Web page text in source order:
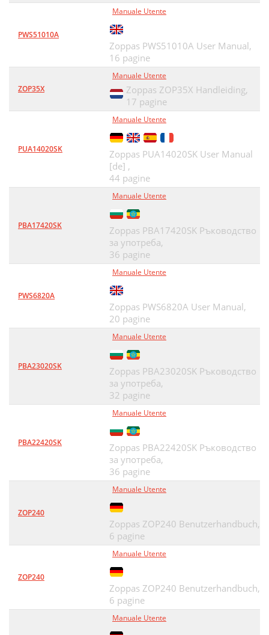
PWS51010A
Manuale Utente
Zoppas PWS51010A User Manual,
16 pagine
ZOP35X
Manuale Utente
Zoppas ZOP35X Handleiding,
17 pagine
PUA14020SK
Manuale Utente
Zoppas PUA14020SK User Manual
[de] ,
44 pagine
PBA17420SK
Manuale Utente
Zoppas PBA17420SK Ръководство
за употреба,
36 pagine
PWS6820A
Manuale Utente
Zoppas PWS6820A User Manual,
20 pagine
PBA23020SK
Manuale Utente
Zoppas PBA23020SK Ръководство
за употреба,
32 pagine
PBA22420SK
Manuale Utente
Zoppas PBA22420SK Ръководство
за употреба,
36 pagine
ZOP240
Manuale Utente
Zoppas ZOP240 Benutzerhandbuch,
6 pagine
ZOP240
Manuale Utente
Zoppas ZOP240 Benutzerhandbuch,
6 pagine
Manuale Utente